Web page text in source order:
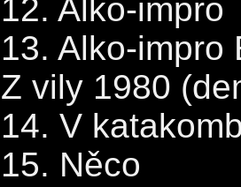
12. Alko-impro
13. Alko-impro
Z vily 1980
14. V
15. Něco